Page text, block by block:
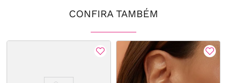
CONFIRA TAMBÉM